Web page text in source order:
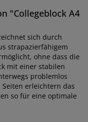
"Collegeblock A4
sich durch
strapazierfähigem
ohne dass die
mit einer stabilen
problemlos
erleichtern das
so für eine optimale